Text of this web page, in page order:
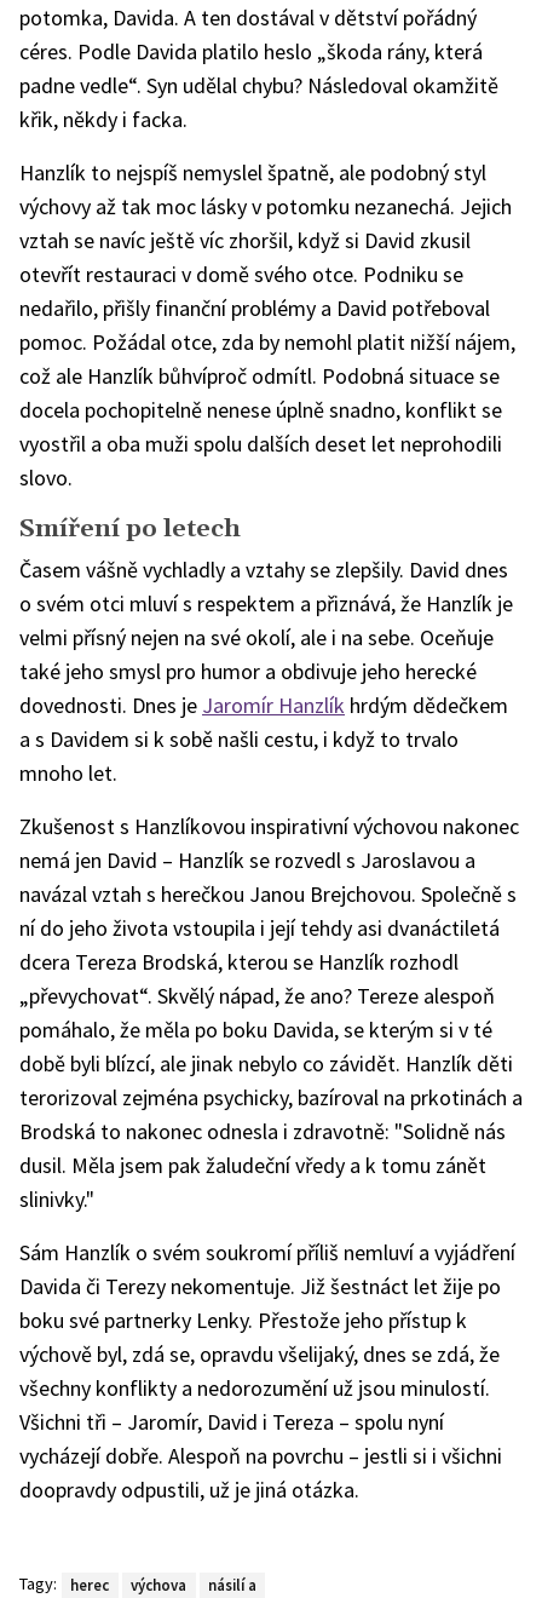
potomka, Davida. A ten dostával v dětství pořádný
céres. Podle Davida platilo heslo „škoda rány, která
padne vedle“. Syn udělal chybu? Následoval okamžitě
křik, někdy i facka.
Hanzlík to nejspíš nemyslel špatně, ale podobný styl
výchovy až tak moc lásky v potomku nezanechá. Jejich
vztah se navíc ještě víc zhoršil, když si David zkusil
otevřít restauraci v domě svého otce. Podniku se
nedařilo, přišly finanční problémy a David potřeboval
pomoc. Požádal otce, zda by nemohl platit nižší nájem,
což ale Hanzlík bůhvíproč odmítl. Podobná situace se
docela pochopitelně nenese úplně snadno, konflikt se
vyostřil a oba muži spolu dalších deset let neprohodili
slovo.
Smíření po letech
Časem vášně vychladly a vztahy se zlepšily. David dnes
o svém otci mluví s respektem a přiznává, že Hanzlík je
velmi přísný nejen na své okolí, ale i na sebe. Oceňuje
také jeho smysl pro humor a obdivuje jeho herecké
dovednosti. Dnes je Jaromír Hanzlík hrdým dědečkem
a s Davidem si k sobě našli cestu, i když to trvalo
mnoho let.
Zkušenost s Hanzlíkovou inspirativní výchovou nakonec
nemá jen David – Hanzlík se rozvedl s Jaroslavou a
navázal vztah s herečkou Janou Brejchovou. Společně s
ní do jeho života vstoupila i její tehdy asi dvanáctiletá
dcera Tereza Brodská, kterou se Hanzlík rozhodl
„převychovat“. Skvělý nápad, že ano? Tereze alespoň
pomáhalo, že měla po boku Davida, se kterým si v té
době byli blízcí, ale jinak nebylo co závidět. Hanzlík děti
terorizoval zejména psychicky, bazíroval na prkotinách a
Brodská to nakonec odnesla i zdravotně: "Solidně nás
dusil. Měla jsem pak žaludeční vředy a k tomu zánět
slinivky."
Sám Hanzlík o svém soukromí příliš nemluví a vyjádření
Davida či Terezy nekomentuje. Již šestnáct let žije po
boku své partnerky Lenky. Přestože jeho přístup k
výchově byl, zdá se, opravdu všelijaký, dnes se zdá, že
všechny konflikty a nedorozumění už jsou minulostí.
Všichni tři – Jaromír, David i Tereza – spolu nyní
vycházejí dobře. Alespoň na povrchu – jestli si i všichni
doopravdy odpustili, už je jiná otázka.
Tagy: herec výchova násilí a